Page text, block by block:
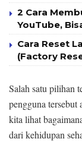
2 Cara
YouTube,
Cara Reset
(Factory
Salah satu pilihan
pengguna tersebut
kita lihat
dari kehidupan